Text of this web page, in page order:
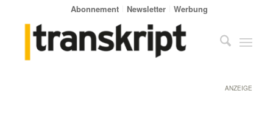
Abonnement Newsletter Werbung
ANZEIGE